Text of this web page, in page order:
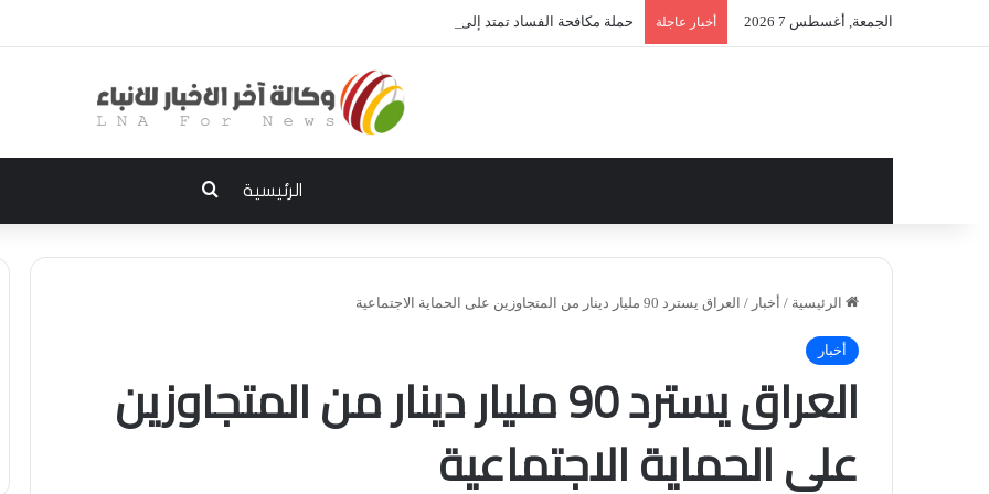
الجمعة, أغسطس 7 2026 أخبار عاجلة حملة مكافحة الفساد تمتد إلى الديوانية.. النزاهة تعتقل مدير توزيع كهرباء الديوانية السابق ومعاونه
الرئيسية بحث عن
الرئيسية / أخبار / العراق يسترد 90 مليار دينار من المتجاوزين على الحماية الاجتماعية
أخبار
العراق يسترد 90 مليار دينار من المتجاوزين
على الحماية الاجتماعية